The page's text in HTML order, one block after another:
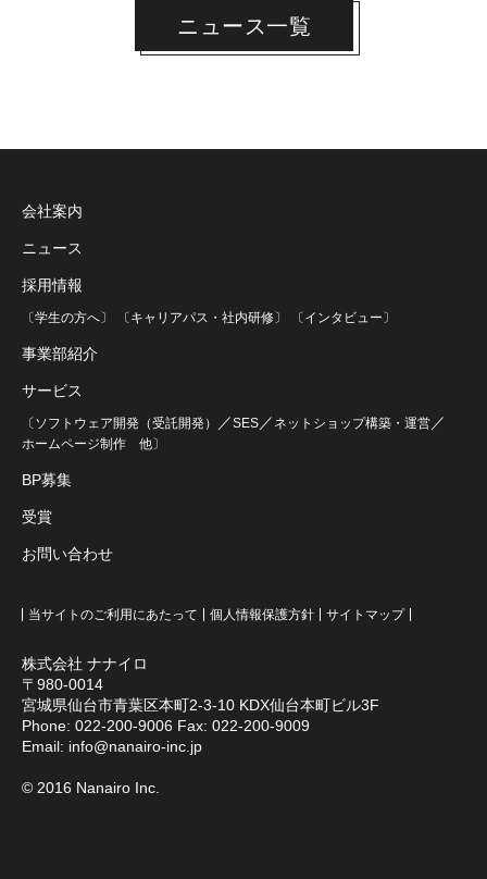
ニュース一覧
株式会社 ナナイロ
〒980-0014
宮城県仙台市青葉区本町2-3-10 KDX仙台本町ビル3F
Phone: 022-200-9006 Fax: 022-200-9009
Email: info@nanairo-inc.jp
© 2016 Nanairo Inc.
会社案内
ニュース
採用情報
〔学生の方へ〕 〔キャリアパス・社内研修〕 〔インタビュー〕
事業部紹介
サービス
〔ソフトウェア開発（受託開発） ／SES ／ ネットショップ構築・運営 ／
ホームページ制作 他〕
BP募集
受賞
お問い合わせ
当サイトのご利用にあたって 個人情報保護方針 サイトマップ